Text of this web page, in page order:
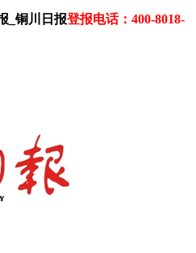
_铜川日报登报电话：400-8018-